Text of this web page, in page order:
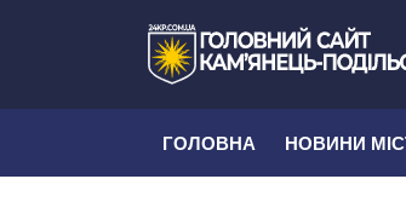
ГОЛОВНА НОВИНИ